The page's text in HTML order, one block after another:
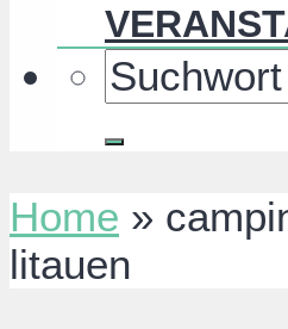
Home »
litauen